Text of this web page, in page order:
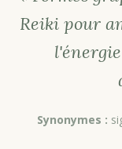
Reiki pour
Synonymes :